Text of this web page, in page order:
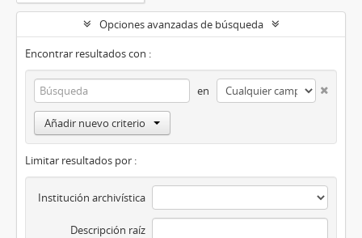
Opciones avanzadas de búsqueda
Encontrar resultados con :
en
Añadir nuevo criterio
Limitar resultados por :
Institución archivística
Descripción raíz